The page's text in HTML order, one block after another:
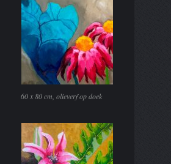
60 x 80 cm, olieverf op doek